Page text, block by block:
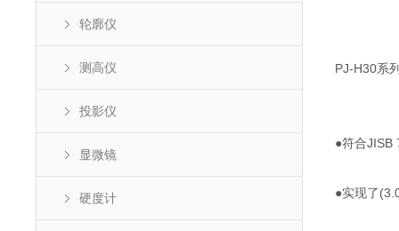
轮廓仪
测高仪
投影仪
显微镜
硬度计
PJ-H30系
●符合JISB
●实现了